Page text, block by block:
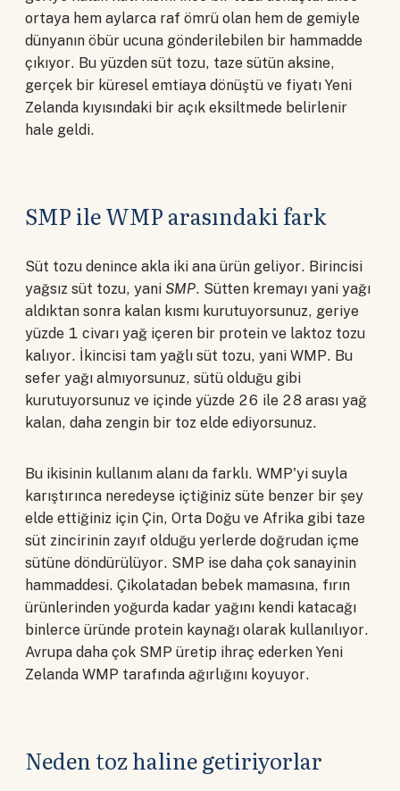
ortaya hem aylarca raf ömrü olan hem de gemiyle
dünyanın öbür ucuna gönderilebilen bir hammadde
çıkıyor. Bu yüzden süt tozu, taze sütün aksine,
gerçek bir küresel emtiaya dönüştü ve fiyatı Yeni
Zelanda kıyısındaki bir açık eksiltmede belirlenir
hale geldi.
SMP ile WMP arasındaki fark
Süt tozu denince akla iki ana ürün geliyor. Birincisi
yağsız süt tozu, yani SMP. Sütten kremayı yani yağı
aldıktan sonra kalan kısmı kurutuyorsunuz, geriye
yüzde 1 civarı yağ içeren bir protein ve laktoz tozu
kalıyor. İkincisi tam yağlı süt tozu, yani WMP. Bu
sefer yağı almıyorsunuz, sütü olduğu gibi
kurutuyorsunuz ve içinde yüzde 26 ile 28 arası yağ
kalan, daha zengin bir toz elde ediyorsunuz.
Bu ikisinin kullanım alanı da farklı. WMP'yi suyla
karıştırınca neredeyse içtiğiniz süte benzer bir şey
elde ettiğiniz için Çin, Orta Doğu ve Afrika gibi taze
süt zincirinin zayıf olduğu yerlerde doğrudan içme
sütüne döndürülüyor. SMP ise daha çok sanayinin
hammaddesi. Çikolatadan bebek mamasına, fırın
ürünlerinden yoğurda kadar yağını kendi katacağı
binlerce üründe protein kaynağı olarak kullanılıyor.
Avrupa daha çok SMP üretip ihraç ederken Yeni
Zelanda WMP tarafında ağırlığını koyuyor.
Neden toz haline getiriyorlar